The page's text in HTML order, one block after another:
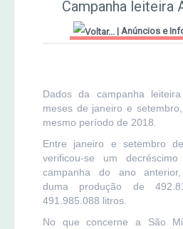
MERCADO
Campanha leiteira
| Anúncios e
Dados da campanha
meses de janeiro e
mesmo período de 2018.
Entre janeiro e setembro
verificou-se um
campanha do ano
duma produção de
491.985.088 litros.
No que concerne a São